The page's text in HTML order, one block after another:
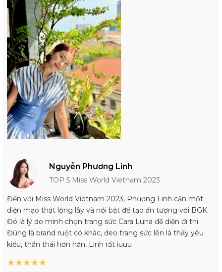
Nguyễn Phương Linh
TOP 5 Miss World Vietnam 2023
Đến với Miss World Vietnam 2023, Phương Linh cần một
diện mạo thật lộng lẫy và nổi bật để tạo ấn tượng với BGK.
Đó là lý do mình chọn trang sức Cara Luna để diện đi thi.
Đúng là brand ruột có khác, đeo trang sức lên là thấy yêu
kiều, thần thái hơn hẳn, Linh rất iuuu
★★★★★